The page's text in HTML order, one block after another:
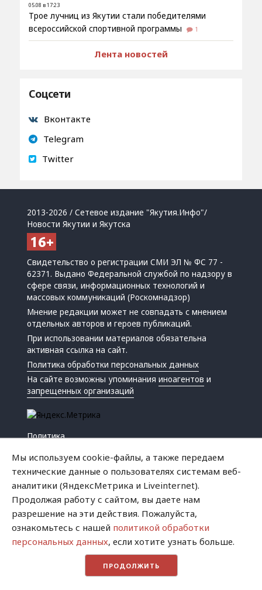
05.08 в 17:23
Трое лучниц из Якутии стали победителями
всероссийской спортивной программы
1
Лента новостей
Соцсети
Вконтакте
Telegram
Twitter
2013-2026 / Сетевое издание "Якутия.Инфо"/
Новости Якутии и Якутска
Свидетельство о регистрации СМИ ЭЛ № ФС 77 -
62371. Выдано Федеральной службой по надзору в
сфере связи, информационных технологий и
массовых коммуникаций (Роскомнадзор)
Мнение редакции может не совпадать с мнением
отдельных авторов и героев публикаций.
При использовании материалов обязательна
активная ссылка на сайт.
Политика обработки персональных данных
На сайте возможны упоминанияиноагентов и
запрещенных организаций
Политика
Криминал
Успех
Хватит это терпеть
Мы используем cookie-файлы, а также передаем
технические данные о пользователях системам веб-
аналитики (ЯндексМетрика и Liveinternet).
Продолжая работу с сайтом, вы даете нам
разрешение на эти действия. Пожалуйста,
ознакомьтесь с нашей политикой обработки
персональных данных, если хотите узнать больше.
ПРОДОЛЖИТЬ